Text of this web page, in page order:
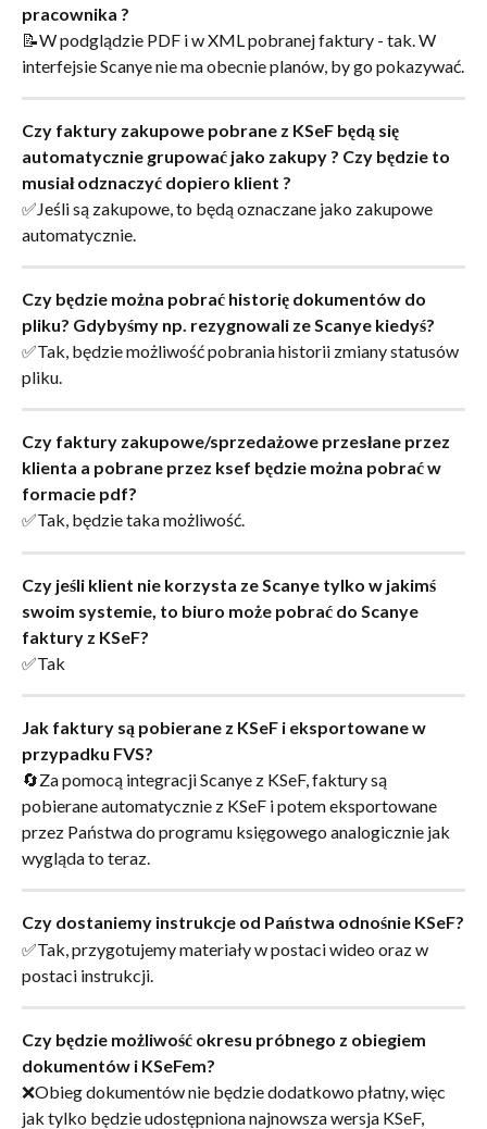
pracownika ?
📝W podglądzie PDF i w XML pobranej faktury - tak. W
interfejsie Scanye nie ma obecnie planów, by go pokazywać.
Czy faktury zakupowe pobrane z KSeF będą się
automatycznie grupować jako zakupy ? Czy będzie to
musiał odznaczyć dopiero klient ?
✅Jeśli są zakupowe, to będą oznaczane jako zakupowe
automatycznie.
Czy będzie można pobrać historię dokumentów do
pliku? Gdybyśmy np. rezygnowali ze Scanye kiedyś?
✅Tak, będzie możliwość pobrania historii zmiany statusów
pliku.
Czy faktury zakupowe/sprzedażowe przesłane przez
klienta a pobrane przez ksef będzie można pobrać w
formacie pdf?
✅Tak, będzie taka możliwość.
Czy jeśli klient nie korzysta ze Scanye tylko w jakimś
swoim systemie, to biuro może pobrać do Scanye
faktury z KSeF?
✅Tak
Jak faktury są pobierane z KSeF i eksportowane w
przypadku FVS?
🔄Za pomocą integracji Scanye z KSeF, faktury są
pobierane automatycznie z KSeF i potem eksportowane
przez Państwa do programu księgowego analogicznie jak
wygląda to teraz.
Czy dostaniemy instrukcje od Państwa odnośnie KSeF?
✅Tak, przygotujemy materiały w postaci wideo oraz w
postaci instrukcji.
Czy będzie możliwość okresu próbnego z obiegiem
dokumentów i KSeFem?
❌Obieg dokumentów nie będzie dodatkowo płatny, więc
jak tylko będzie udostępniona najnowsza wersja KSeF,